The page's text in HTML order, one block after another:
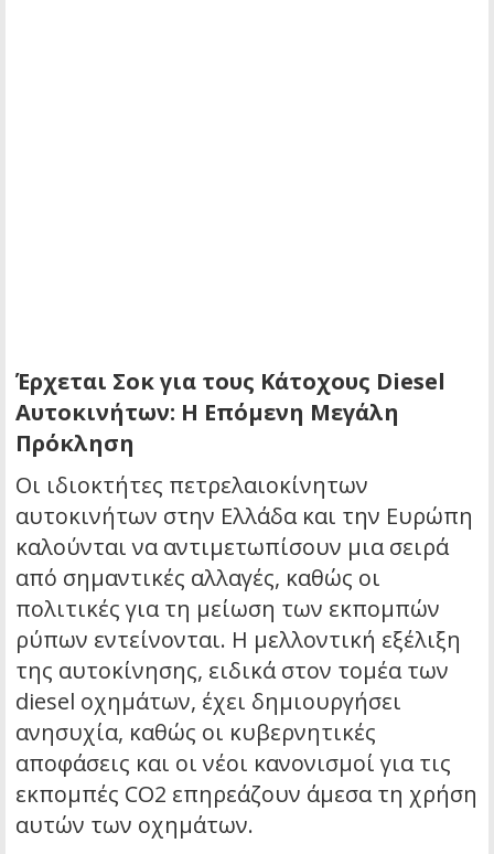
Έρχεται Σοκ για τους Κάτοχους Diesel
Αυτοκινήτων: Η Επόμενη Μεγάλη
Πρόκληση
Οι ιδιοκτήτες πετρελαιοκίνητων
αυτοκινήτων στην Ελλάδα και την Ευρώπη
καλούνται να αντιμετωπίσουν μια σειρά
από σημαντικές αλλαγές, καθώς οι
πολιτικές για τη μείωση των εκπομπών
ρύπων εντείνονται. Η μελλοντική εξέλιξη
της αυτοκίνησης, ειδικά στον τομέα των
diesel οχημάτων, έχει δημιουργήσει
ανησυχία, καθώς οι κυβερνητικές
αποφάσεις και οι νέοι κανονισμοί για τις
εκπομπές CO2 επηρεάζουν άμεσα τη χρήση
αυτών των οχημάτων.